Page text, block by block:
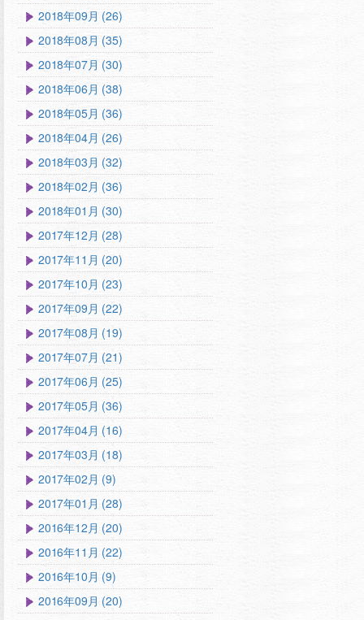
2018年09月 (26)
2018年08月 (35)
2018年07月 (30)
2018年06月 (38)
2018年05月 (36)
2018年04月 (26)
2018年03月 (32)
2018年02月 (36)
2018年01月 (30)
2017年12月 (28)
2017年11月 (20)
2017年10月 (23)
2017年09月 (22)
2017年08月 (19)
2017年07月 (21)
2017年06月 (25)
2017年05月 (36)
2017年04月 (16)
2017年03月 (18)
2017年02月 (9)
2017年01月 (28)
2016年12月 (20)
2016年11月 (22)
2016年10月 (9)
2016年09月 (20)